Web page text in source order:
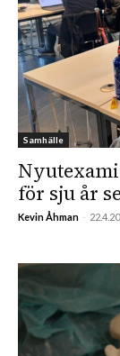
Samhälle
för sju år
Kevin Åhman -